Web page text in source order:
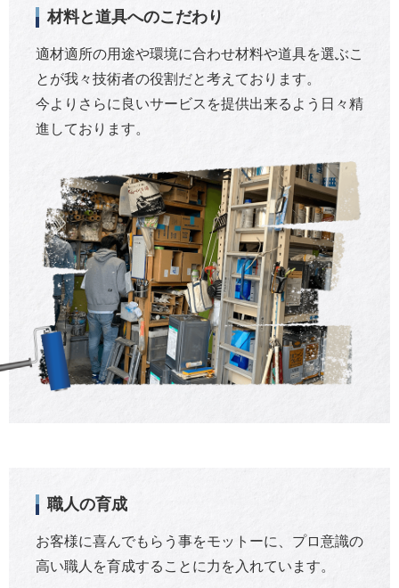
材料と道具へのこだわり
適材適所の用途や環境に合わせ材料や道具を選ぶこ
とが我々技術者の役割だと考えております。
今よりさらに良いサービスを提供出来るよう日々精
進しております。
職人の育成
お客様に喜んでもらう事をモットーに、プロ意識の
高い職人を育成することに力を入れています。